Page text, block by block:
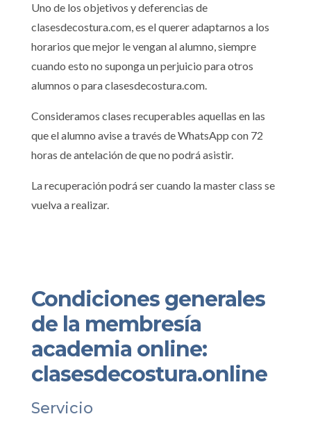
Uno de los objetivos y deferencias de
clasesdecostura.com, es el querer adaptarnos a los
horarios que mejor le vengan al alumno, siempre
cuando esto no suponga un perjuicio para otros
alumnos o para clasesdecostura.com.
Consideramos clases recuperables aquellas en las
que el alumno avise a través de WhatsApp con 72
horas de antelación de que no podrá asistir.
La recuperación podrá ser cuando la master class se
vuelva a realizar.
Condiciones generales
de la membresía
academia online:
clasesdecostura.online
Servicio